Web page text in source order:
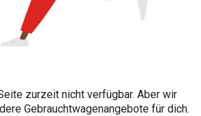
zurzeit nicht verfügbar. Aber wir
Gebrauchtwagenangebote für dich.